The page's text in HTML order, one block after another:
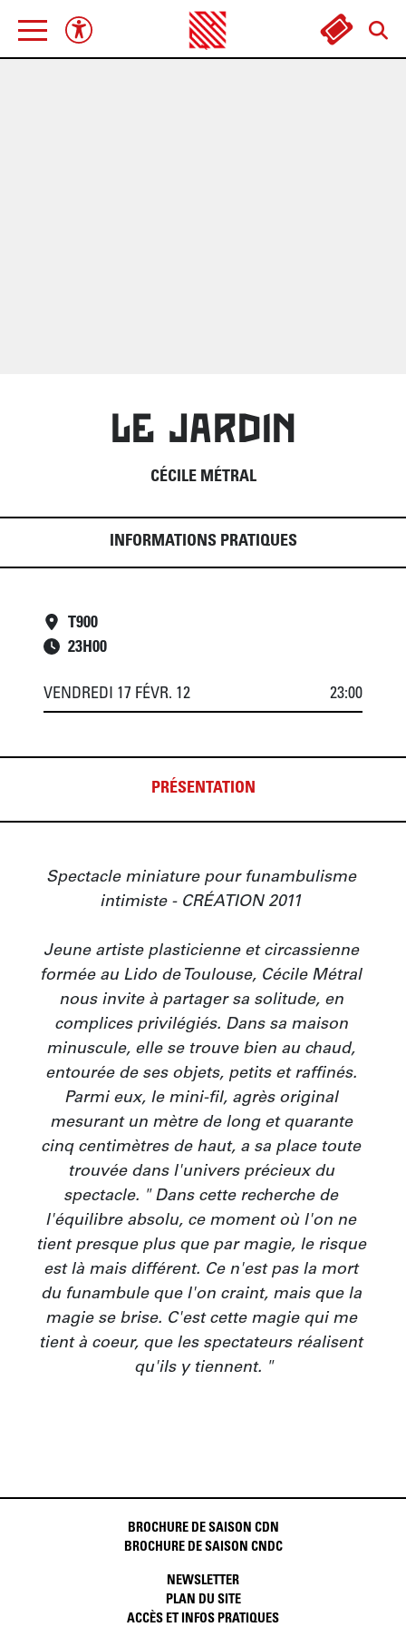
LE JARDIN
CÉCILE MÉTRAL
INFORMATIONS PRATIQUES
T900
23H00
VENDREDI 17 FÉVR. 12 23:00
PRÉSENTATION
Spectacle miniature pour funambulisme
intimiste - CRÉATION 2011
Jeune artiste plasticienne et circassienne
formée au Lido de Toulouse, Cécile Métral
nous invite à partager sa solitude, en
complices privilégiés. Dans sa maison
minuscule, elle se trouve bien au chaud,
entourée de ses objets, petits et raffinés.
Parmi eux, le mini-fil, agrès original
mesurant un mètre de long et quarante
cinq centimètres de haut, a sa place toute
trouvée dans l'univers précieux du
spectacle. " Dans cette recherche de
l'équilibre absolu, ce moment où l'on ne
tient presque plus que par magie, le risque
est là mais différent. Ce n'est pas la mort
du funambule que l'on craint, mais que la
magie se brise. C'est cette magie qui me
tient à coeur, que les spectateurs réalisent
qu'ils y tiennent. "
BROCHURE DE SAISON CDN
BROCHURE DE SAISON CNDC
NEWSLETTER
PLAN DU SITE
ACCÈS ET INFOS PRATIQUES